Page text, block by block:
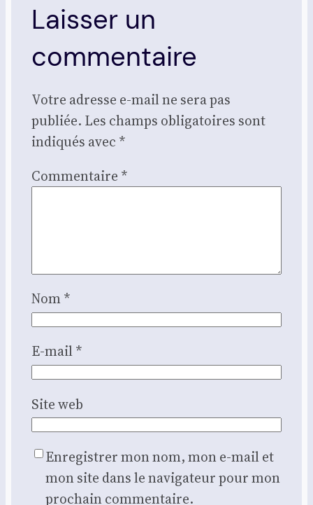
Laisser un
commentaire
Votre adresse e-mail ne sera pas
publiée. Les champs obligatoires sont
indiqués avec *
Commentaire *
Nom*
E-mail*
Site web
Enregistrer mon nom, mon e-mail et
mon site dans le navigateur pour mon
prochain commentaire.